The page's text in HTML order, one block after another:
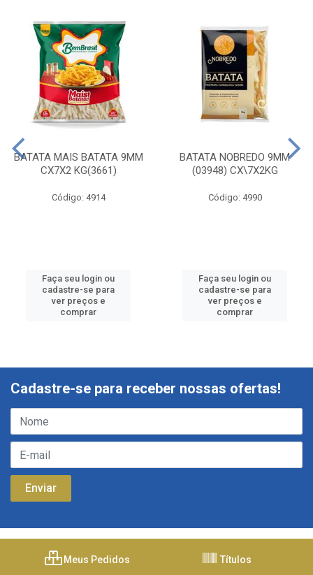
BATATA MAIS BATATA 9MM
CX7X2 KG(3661)
Código: 4914
Faça seu login ou
cadastre-se para
ver preços e
comprar
BATATA NOBREDO 9MM
(03948) CX\7X2KG
Código: 4990
Faça seu login ou
cadastre-se para
ver preços e
comprar
Cadastre-se para receber nossas ofertas!
Meus Pedidos Títulos